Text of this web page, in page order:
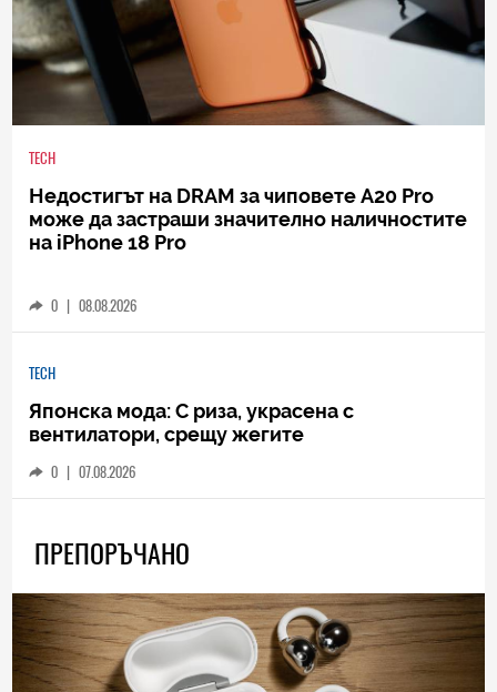
TECH
Недостигът на DRAM за чиповете A20 Pro
може да застраши значително наличностите
на iPhone 18 Pro
0 | 08.08.2026
TECH
Японска мода: С риза, украсена с
вентилатори, срещу жегите
0 | 07.08.2026
ПРЕПОРЪЧАНО